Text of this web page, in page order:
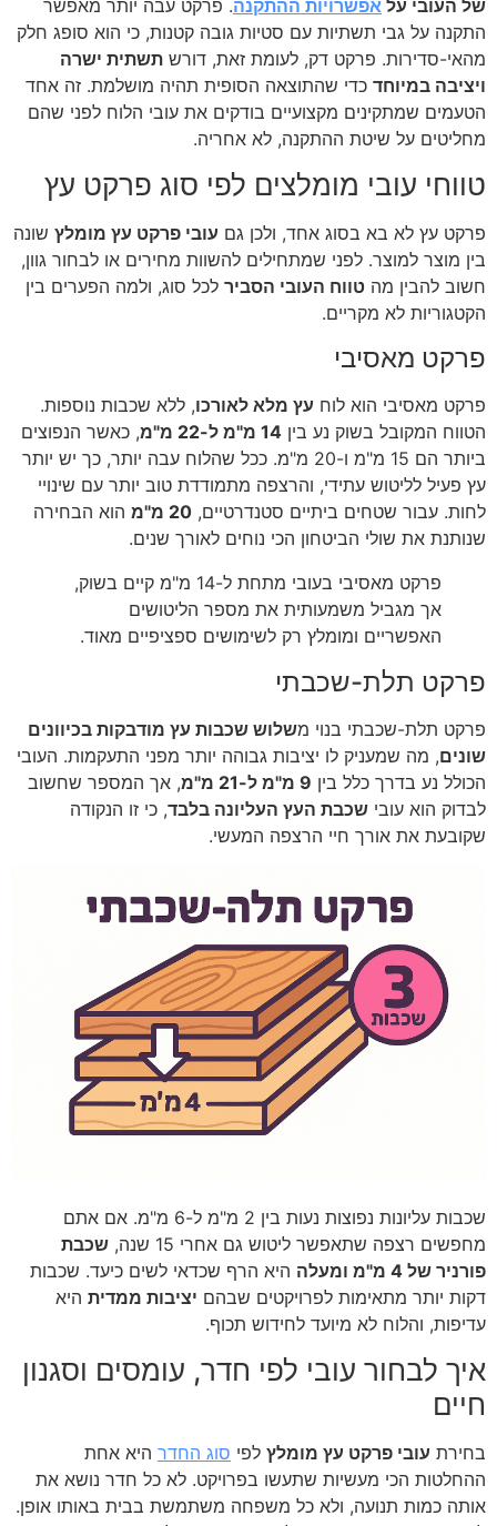
של העובי על אפשרויות ההתקנה. פרקט עבה יותר מאפשר
התקנה על גבי תשתיות עם סטיות גובה קטנות, כי הוא סופג חלק
מהאי-סדירות. פרקט דק, לעומת זאת, דורש תשתית ישרה
ויציבה במיוחדכדי שהתוצאה הסופית תהיה מושלמת. זה אחד
הטעמים שמתקינים מקצועיים בודקים את עובי הלוח לפני שהם
מחליטים על שיטת ההתקנה, לא אחריה.
טווחי עובי מומלצים לפי סוג פרקט עץ
פרקט עץ לא בא בסוג אחד, ולכן גם עובי פרקט עץ מומלץשונה
בין מוצר למוצר. לפני שמתחילים להשוות מחירים או לבחור גוון,
חשוב להבין מה טווח העובי הסבירלכל סוג, ולמה הפערים בין
הקטגוריות לא מקריים.
פרקט מאסיבי
פרקט מאסיבי הוא לוח עץ מלא לאורכו, ללא שכבות נוספות.
הטווח המקובל בשוק נע בין 14 מ"מ ל-22 מ"מ
, כאשר הנפוצים
ביותר הם 15 מ"מ ו-20 מ"מ. ככל שהלוח עבה יותר, כך יש יותר
עץ פעיל לליטוש עתידי, והרצפה מתמודדת טוב יותר עם שינויי
לחות. עבור שטחים ביתיים סטנדרטיים, 20 מ"מ
הוא הבחירה
שנותנת את שולי הביטחון הכי נוחים לאורך שנים.
פרקט מאסיבי בעובי מתחת ל-14 מ"מ קיים בשוק,
אך מגביל משמעותית את מספר הליטושים
האפשריים ומומלץ רק לשימושים ספציפיים מאוד.
פרקט תלת-שכבתי
פרקט תלת-שכבתי בנוי משלוש שכבות עץ מודבקות בכיוונים
שונים, מה שמעניק לו יציבות גבוהה יותר מפני התעקמות. העובי
הכולל נע בדרך כלל בין 9 מ"מ ל-21 מ"מ
, אך המספר שחשוב
לבדוק הוא עובי שכבת העץ העליונה בלבד, כי זו הנקודה
שקובעת את אורך חיי הרצפה המעשי.
שכבות עליונות נפוצות נעות בין 2 מ"מ ל-6 מ"מ. אם אתם
מחפשים רצפה שתאפשר ליטוש גם אחרי 15 שנה,
שכבת
פורניר של 4 מ"מ ומעלה
היא הרף שכדאי לשים כיעד. שכבות
דקות יותר מתאימות לפרויקטים שבהם יציבות ממדיתהיא
עדיפות, והלוח לא מיועד לחידוש תכוף.
איך לבחור עובי לפי חדר, עומסים וסגנון
חיים
בחירת עובי פרקט עץ מומלץלפי סוג החדרהיא אחת
ההחלטות הכי מעשיות שתעשו בפרויקט. לא כל חדר נושא את
אותה כמות תנועה, ולא כל משפחה משתמשת בבית באותו אופן.